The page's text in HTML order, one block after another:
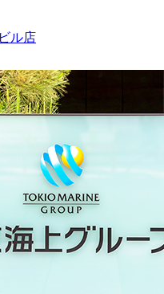
ル店